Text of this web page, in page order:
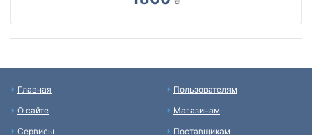
Главная
О сайте
Сервисы
Пользователям
Магазинам
Поставщикам